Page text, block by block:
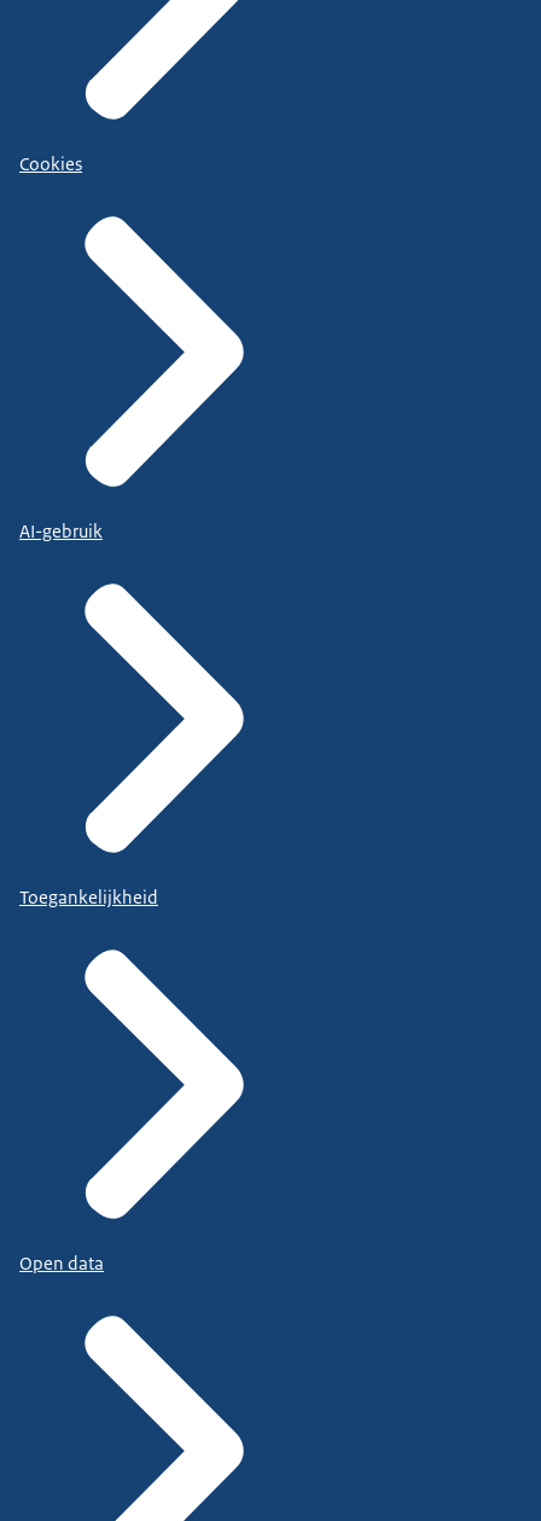
Cookies
AI-gebruik
Toegankelijkheid
Open data